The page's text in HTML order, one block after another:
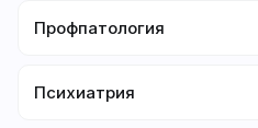
Профпатология
Психиатрия